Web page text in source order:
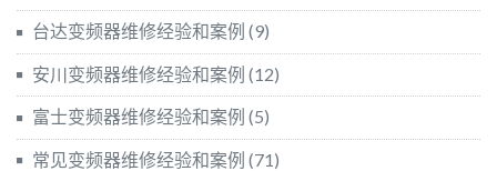
台达变频器维修经验和案例 (9)
安川变频器维修经验和案例 (12)
富士变频器维修经验和案例 (5)
常见变频器维修经验和案例 (71)